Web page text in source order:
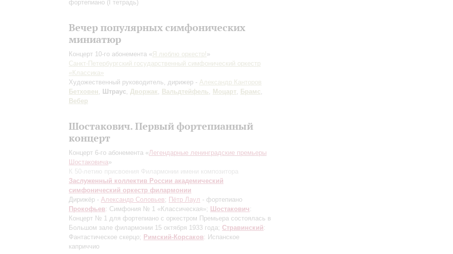
фортепиано (I тетрадь)
Вечер популярных симфонических
миниатюр
Концерт 10-го абонемента «Я люблю оркестр! »
Санкт-Петербургский государственный симфонический оркестр
«Классика»
Художественный руководитель, дирижер - Александр Канторов
Бетховен, Штраус, Дворжак, Вальдтейфель, Моцарт, Брамс,
Вебер
Шостакович. Первый фортепианный
концерт
Концерт 6-го абонемента «Легендарные ленинградские премьеры
Шостаковича»
К 50-летию присвоения Филармонии имени композитора
Заслуженный коллектив России академический
симфонический оркестр филармонии
Дирижёр - Александр Соловьев; Пётр Лаул - фортепиано
Прокофьев: Симфония № 1 «Классическая»; Шостакович:
Концерт № 1 для фортепиано с оркестром Премьера состоялась в
Большом зале филармонии 15 октября 1933 года; Стравинский:
Фантастическое скерцо; Римский-Корсаков: Испанское
каприччио